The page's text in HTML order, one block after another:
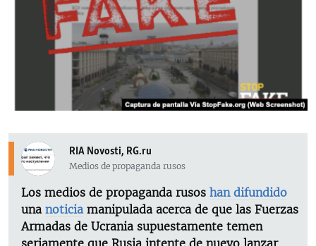
AUDIOVISUALES MARTÍ
RADIO MARTÍ
ESPECIALES
LA REALIDAD DE LA VIVIENDA EN CUBA
KENTU-CUBANO
LOS SANTOS DE HIALEAH
DESINFORMACIÓN RUSA EN AMÉRICA LATINA
LA INVASIÓN DE RUSIA A UCRANIA
EDITORIALES
SÍGUENOS RIA Novosti, RG.ru
Medios de propaganda rusos
Los medios de propaganda rusos han difundido
una noticia manipulada acerca de que las Fuerzas
Armadas de Ucrania supuestamente temen
seriamente que Rusia intente de nuevo lanzar